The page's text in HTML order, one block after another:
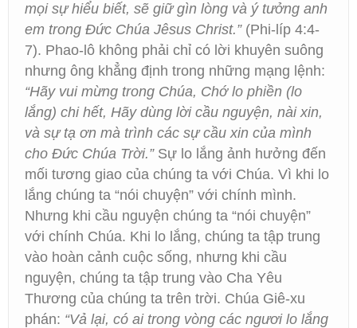
mọi sự hiểu biết, sẽ giữ gìn lòng và ý tưởng anh
em trong Đức Chúa Jêsus Christ.” (Phi-líp 4:4-
7). Phao-lô không phải chỉ có lời khuyên suông
nhưng ông khẳng định trong những mạng lệnh:
“Hãy vui mừng trong Chúa, Chớ lo phiền (lo
lắng) chi hết, Hãy dùng lời cầu nguyện, nài xin,
và sự tạ ơn mà trình các sự cầu xin của mình
cho Đức Chúa Trời.”Sự lo lắng ảnh hưởng đến
mối tương giao của chúng ta với Chúa. Vì khi lo
lắng chúng ta “nói chuyện” với chính mình.
Nhưng khi cầu nguyện chúng ta “nói chuyện”
với chính Chúa. Khi lo lắng, chúng ta tập trung
vào hoàn cảnh cuộc sống, nhưng khi cầu
nguyện, chúng ta tập trung vào Cha Yêu
Thương của chúng ta trên trời. Chúa Giê-xu
phán: “Vả lại, có ai trong vòng các ngươi lo lắng